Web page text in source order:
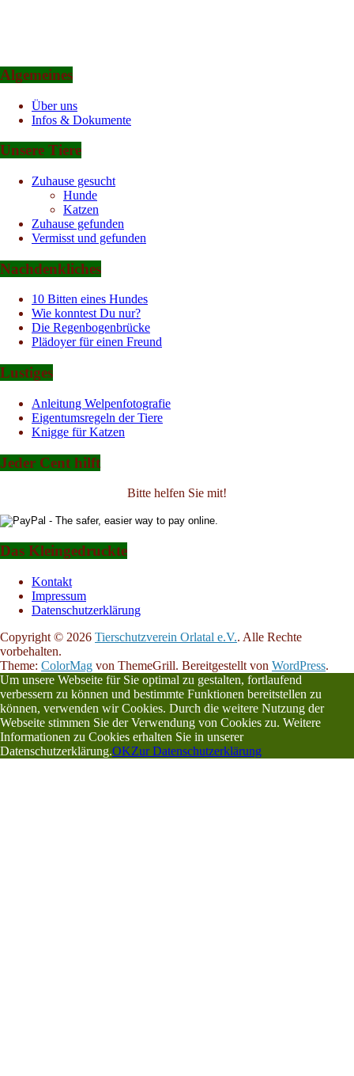
Algemeines
Über uns
Infos & Dokumente
Unsere Tiere
Zuhause gesucht
Hunde
Katzen
Zuhause gefunden
Vermisst und gefunden
Nachdenkliches
10 Bitten eines Hundes
Wie konntest Du nur?
Die Regenbogenbrücke
Plädoyer für einen Freund
Lustiges
Anleitung Welpenfotografie
Eigentumsregeln der Tiere
Knigge für Katzen
Jeder Cent hilft
Bitte helfen Sie mit!
Das Kleingedruckte
Kontakt
Impressum
Datenschutzerklärung
Copyright © 2026 Tierschutzverein Orlatal e.V.. Alle Rechte
vorbehalten.
Theme: ColorMag von ThemeGrill. Bereitgestellt von WordPress.
Um unsere Webseite für Sie optimal zu gestalten, fortlaufend
verbessern zu können und bestimmte Funktionen bereitstellen zu
können, verwenden wir Cookies. Durch die weitere Nutzung der
Webseite stimmen Sie der Verwendung von Cookies zu. Weitere
Informationen zu Cookies erhalten Sie in unserer
Datenschutzerklärung.OKZur Datenschutzerklärung